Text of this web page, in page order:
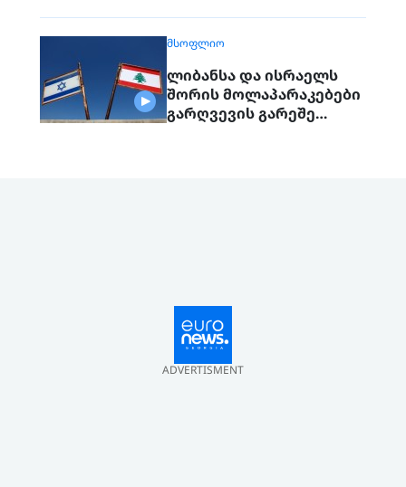
ᲛᲡᲝᲤᲚᲘᲝ
ლიბანსა და ისრაელს
შორის მოლაპარაკებები
გარღვევის გარეშე
ADVERTISMENT